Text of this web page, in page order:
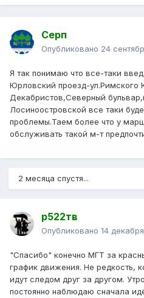
Серп
Опубликовано 24
Я так понимаю что все-таки
Юрловский проезд-ул.Римского
Декабристов,Северный
Лосиноостровской все таки
проблемы.Таем более что у
обслуживать такой м-т
2 месяца спустя...
р522тв
Опубликовано 14
"Спасибо" конечно МГТ за
график движения. Не редкость,
идут следом друг за другом.
постоянно наблюдаю сначала